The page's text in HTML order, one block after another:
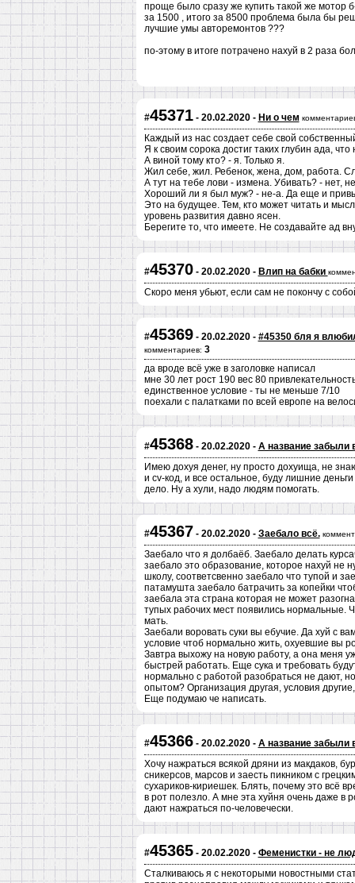
проще было сразу же купить такой же мотор
за 1500 , итого за 8500 проблема была бы
лучшие умы авторемонтов ???
по-этому в итоге потрачено нахуй в 2 раза
#45371- 20.02.2020 - Ни о чем
Каждый из нас создает себе свой
Я к своим сорока достиг таких глубин ада, что
А виной тому кто? - я. Только я.
Жил себе, жил. Ребенок, жена, дом, работа.
А тут на тебе лови - измена. Убивать? - нет,
Хороший ли я был муж? - не-а. Да еще и
Это на будущее. Тем, кто может читать и
уровень развития давно ясен.
Берегите то, что имеете. Не создавайте ад
#45370- 20.02.2020 - Влип на бабки
Скоро меня убьют, если сам не покончу с
#45369- 20.02.2020 - #45350 бля я
комментариев: 3
да вроде всё уже в заголовке написал
мне 30 лет рост 190 вес 80
единственное условие - ты не меньше 7/10
поехали с палатками по всей европе на
#45368- 20.02.2020 - А название забыли
Имею дохуя денег, ну просто дохуища, не
и cv-код, и все остальное, буду лишние
дело. Ну а хули, надо людям помогать.
#45367 - 20.02.2020 - Заебало всё.
Заебало что я долбаёб. Заебало делать
заебало это образование, которое нахуй не
школу, соответсвенно заебало что тупой и
патамушта заебало батрачить за копейки
заебала эта страна которая не может
тупых рабочих мест появились нормальные.
мать.
Заебали воровать суки вы ебучие. Да хуй с
условие чтоб нормально жить, охуевшие вы
Завтра выхожу на новую работу, а она меня
быстрей работать. Еще сука и требовать
нормально с работой разобраться не дают,
опытом? Организация другая, условия
Еще подумаю че написать.
#45366- 20.02.2020 - А название забыли
Хочу нажраться всякой дряни из макдаков,
сникерсов, марсов и заесть пикником с
сухариков-кириешек. Блять, почему это всё
в рот полезло. А мне эта хуйня очень даже в
дают нажраться по-человечески.
#45365- 20.02.2020 - Феменистки - не
Сталкиваюсь я с некоторыми новостными